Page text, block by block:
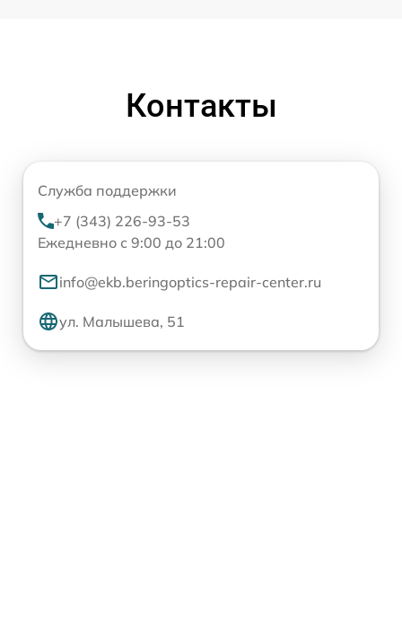
Контакты
Служба поддержки
+7 (343) 226-93-53
Ежедневно с 9:00 до 21:00
info@ekb.beringoptics-repair-center.ru
ул. Малышева, 51